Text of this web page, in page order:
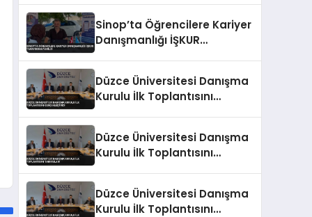
Sinop’ta Öğrencilere Kariyer
Danışmanlığı İŞKUR
Düzce Üniversitesi Danışma
Kurulu İlk Toplantısını
Düzce Üniversitesi Danışma
Kurulu İlk Toplantısını
Düzce Üniversitesi Danışma
Kurulu İlk Toplantısını